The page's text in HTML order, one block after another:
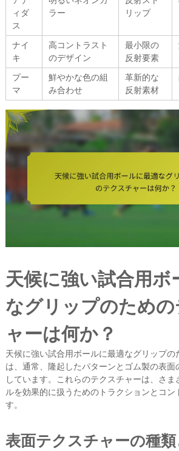
ィダ
ス
ラー
リップ
ナイ
キ
高コントラスト
のデザイン
最小限の
反射要素
プー
マ
鮮やかな色の組
み合わせ
革新的な
反射素材
天候に強い試合用ボ
なグリップのため
ャーは何か？
天候に強い試合用ボールに最適なグリップの
は、通常、隆起したパターンとゴム製の表面
しています。これらのテクスチャーは、さ
ルを効果的に扱うためのトラクションとコン
す。
表面テクスチャーの種